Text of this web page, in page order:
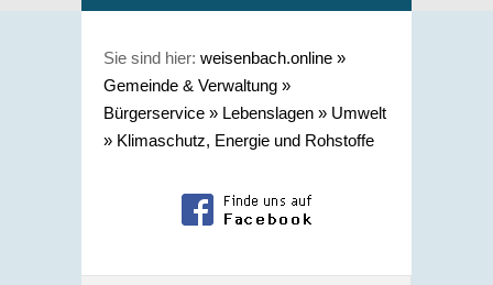
Sie sind hier: weisenbach.online »
Gemeinde & Verwaltung »
Bürgerservice » Lebenslagen » Umwelt
» Klimaschutz, Energie und Rohstoffe